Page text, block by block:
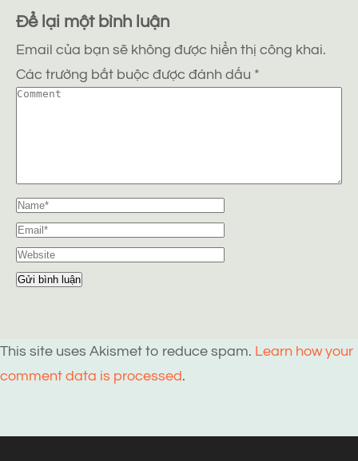
Để lại một bình luận
Email của bạn sẽ không được hiển thị công khai.
Các trường bắt buộc được đánh dấu *
This site uses Akismet to reduce spam. Learn how your
comment data is processed.